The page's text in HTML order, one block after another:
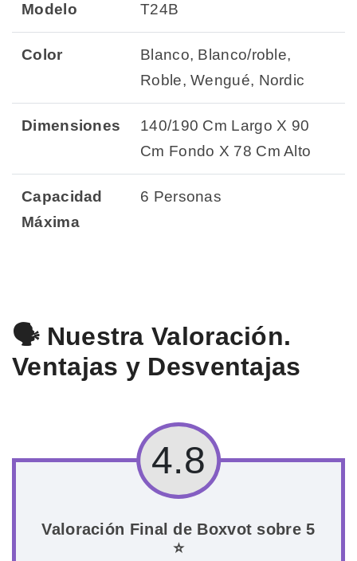
Modelo T24B
Color
Blanco, Blanco/roble,
Roble, Wengué, Nordic
Dimensiones
140/190 Cm Largo X 90
Cm Fondo X 78 Cm Alto
Capacidad
Máxima
6 Personas
🗣️ Nuestra Valoración.
Ventajas y Desventajas
4.8
Valoración Final de Boxvot sobre 5
⭐